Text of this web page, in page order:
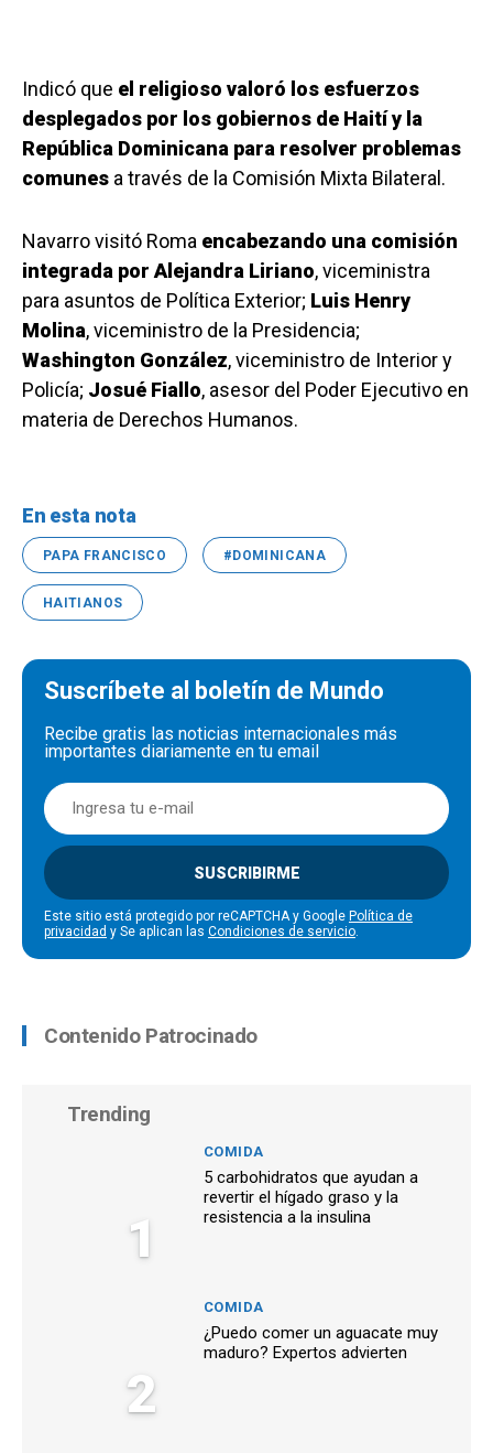
Indicó que el religioso valoró los esfuerzos
desplegados por los gobiernos de Haití y la
República Dominicana para resolver problemas
comunes a través de la Comisión Mixta Bilateral.
Navarro visitó Roma encabezando una comisión
integrada por Alejandra Liriano, viceministra
para asuntos de Política Exterior; Luis Henry
Molina, viceministro de la Presidencia;
Washington González, viceministro de Interior y
Policía; Josué Fiallo, asesor del Poder Ejecutivo en
materia de Derechos Humanos.
En esta nota
PAPA FRANCISCO #DOMINICANA
HAITIANOS
Suscríbete al boletín de Mundo
Recibe gratis las noticias internacionales más
importantes diariamente en tu email
SUSCRIBIRME
Este sitio está protegido por reCAPTCHA y Google Política de
privacidad y Se aplican las Condiciones de servicio.
Contenido Patrocinado
Trending
1
COMIDA
5 carbohidratos que ayudan a
revertir el hígado graso y la
resistencia a la insulina
2
COMIDA
¿Puedo comer un aguacate muy
maduro? Expertos advierten